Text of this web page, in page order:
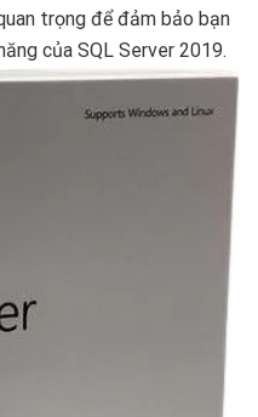
trọng để đảm bảo bạn
của SQL Server 2019.